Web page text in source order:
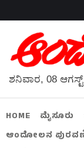
ಶನಿವಾರ, 08 ಆಗಸ್ಟ್
HOME ಮೈಸೂರು
ಆಂದೋಲನ